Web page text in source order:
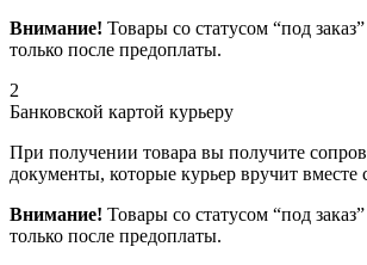
Внимание! Товары со статусом “под
только после предоплаты.
2
Банковской картой курьеру
При получении товара вы получите
документы, которые курьер вручит вместе
Внимание! Товары со статусом “под
только после предоплаты.